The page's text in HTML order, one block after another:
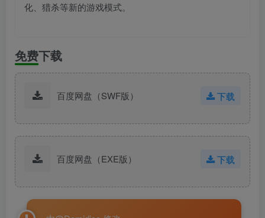
化、猎杀等新的游戏模式。
免费下载
百度网盘（SWF版） 下载
百度网盘（EXE版） 下载